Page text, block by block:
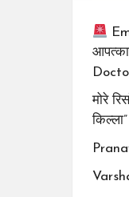
मोरे
किल्ला”